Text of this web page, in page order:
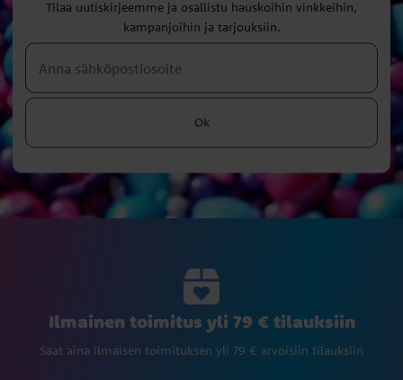
Tilaa uutiskirjeemme ja osallistu hauskoihin vinkkeihin,
kampanjoihin ja tarjouksiin.
Ok
Ilmainen toimitus yli 79 € tilauksiin
Saat aina ilmaisen toimituksen yli 79 € arvoisiin tilauksiin